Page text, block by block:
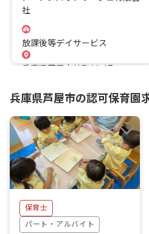
社
放課後等デイサービス
兵庫県芦屋市楠町11-17
兵庫県芦屋市の認可保育園
保育士
パート・アルバイト